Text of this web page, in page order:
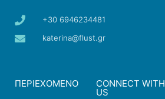
+30 6946234481
katerina@flust.gr
ΠΕΡΙΕΧΟΜΕΝΟ CONNECT WITH
US